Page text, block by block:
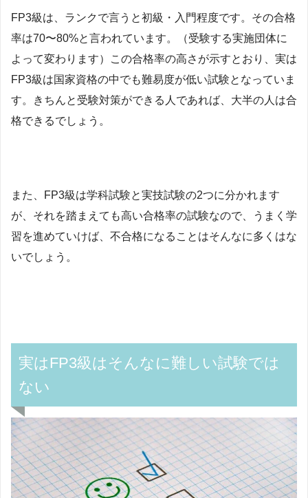
FP3級は、ランクで言うと初級・入門程度です。その合格
率は70〜80%と言われています。（受験する実施団体に
よって変わります）この合格率の高さが示すとおり、実は
FP3級は国家資格の中でも難易度が低い試験となっていま
す。きちんと受験対策ができる人であれば、大半の人は合
格できるでしょう。
また、FP3級は学科試験と実技試験の2つに分かれます
が、それを踏まえても高い合格率の試験なので、うまく学
習を進めていけば、不合格になることはそんなに多くはな
いでしょう。
実はFP3級はそんなに難しい試験では
ない